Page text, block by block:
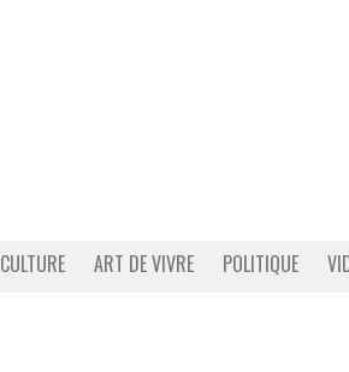
CULTURE ART DE VIVRE POLITIQUE